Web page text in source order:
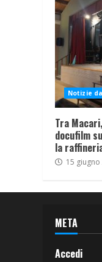
Notizie
Tra
docufilm
la
15 giugno
META
Accedi